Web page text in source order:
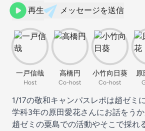
再生 メッセージを送信
一戸信哉
Host
高橋円
Co-host
小竹向日葵
Co-host
原
1/17の敬和キャンパスレポは趙ゼミ
学科3年の原田愛花さんにお話をうか
趙ゼミの粟島での活動やそこで採れ